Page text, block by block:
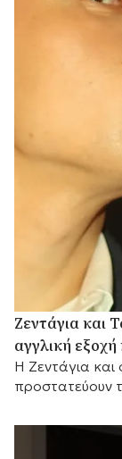
Ζεντάγια και
αγγλική
Η Ζεντάγια και
προστατεύουν